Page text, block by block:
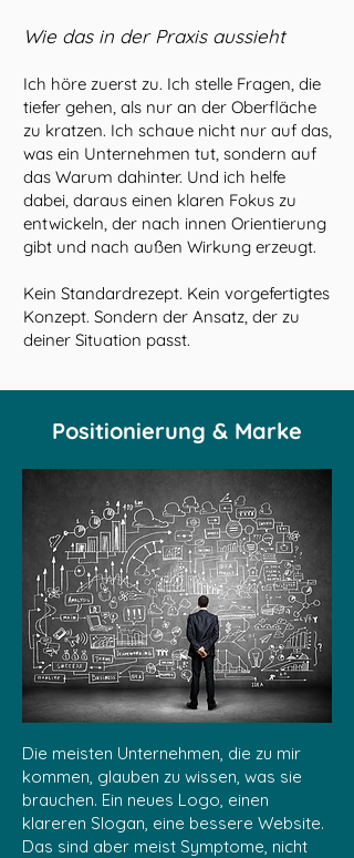
Wie das in der Praxis aussieht
Ich höre zuerst zu. Ich stelle Fragen, die
tiefer gehen, als nur an der Oberfläche
zu kratzen. Ich schaue nicht nur auf das,
was ein Unternehmen tut, sondern auf
das Warum dahinter. Und ich helfe
dabei, daraus einen klaren Fokus zu
entwickeln, der nach innen Orientierung
gibt und nach außen Wirkung erzeugt.
Kein Standardrezept. Kein vorgefertigtes
Konzept. Sondern der Ansatz, der zu
deiner Situation passt.
Positionierung & Marke
Die meisten Unternehmen, die zu mir
kommen, glauben zu wissen, was sie
brauchen. Ein neues Logo, einen
klareren Slogan, eine bessere Website.
Das sind aber meist Symptome, nicht